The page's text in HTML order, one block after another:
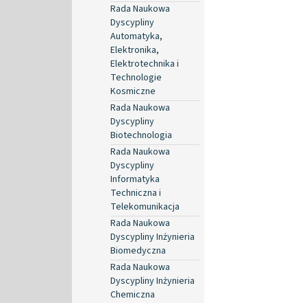
Rada Naukowa
Dyscypliny
Automatyka,
Elektronika,
Elektrotechnika i
Technologie
Kosmiczne
Rada Naukowa
Dyscypliny
Biotechnologia
Rada Naukowa
Dyscypliny
Informatyka
Techniczna i
Telekomunikacja
Rada Naukowa
Dyscypliny Inżynieria
Biomedyczna
Rada Naukowa
Dyscypliny Inżynieria
Chemiczna